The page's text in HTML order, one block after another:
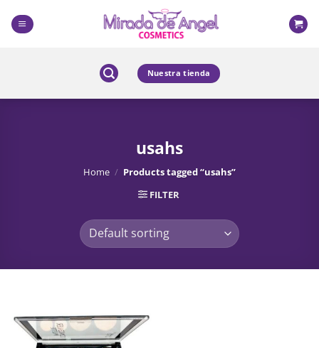
content
Nuestra tienda
usahs
Home / Products tagged “usahs”
FILTER